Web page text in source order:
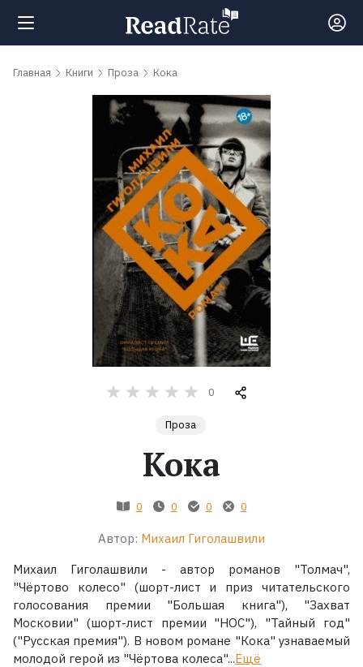
Поиск
обсуждаемые
Коллекции
Главная Книги Проза Кока
0
Проза
Кока
0 0 0 0
Автор: Михаил Гиголашвили
Михаил Гиголашвили - автор романов "Толмач",
"Чёртово колесо" (шорт-лист и приз читательского
голосования премии "Большая книга"), "Захват
Московии" (шорт-лист премии "НОС"), "Тайный год"
("Русская премия"). В новом романе "Кока" узнаваемый
молодой герой из "Чёртова колеса"...Ещё